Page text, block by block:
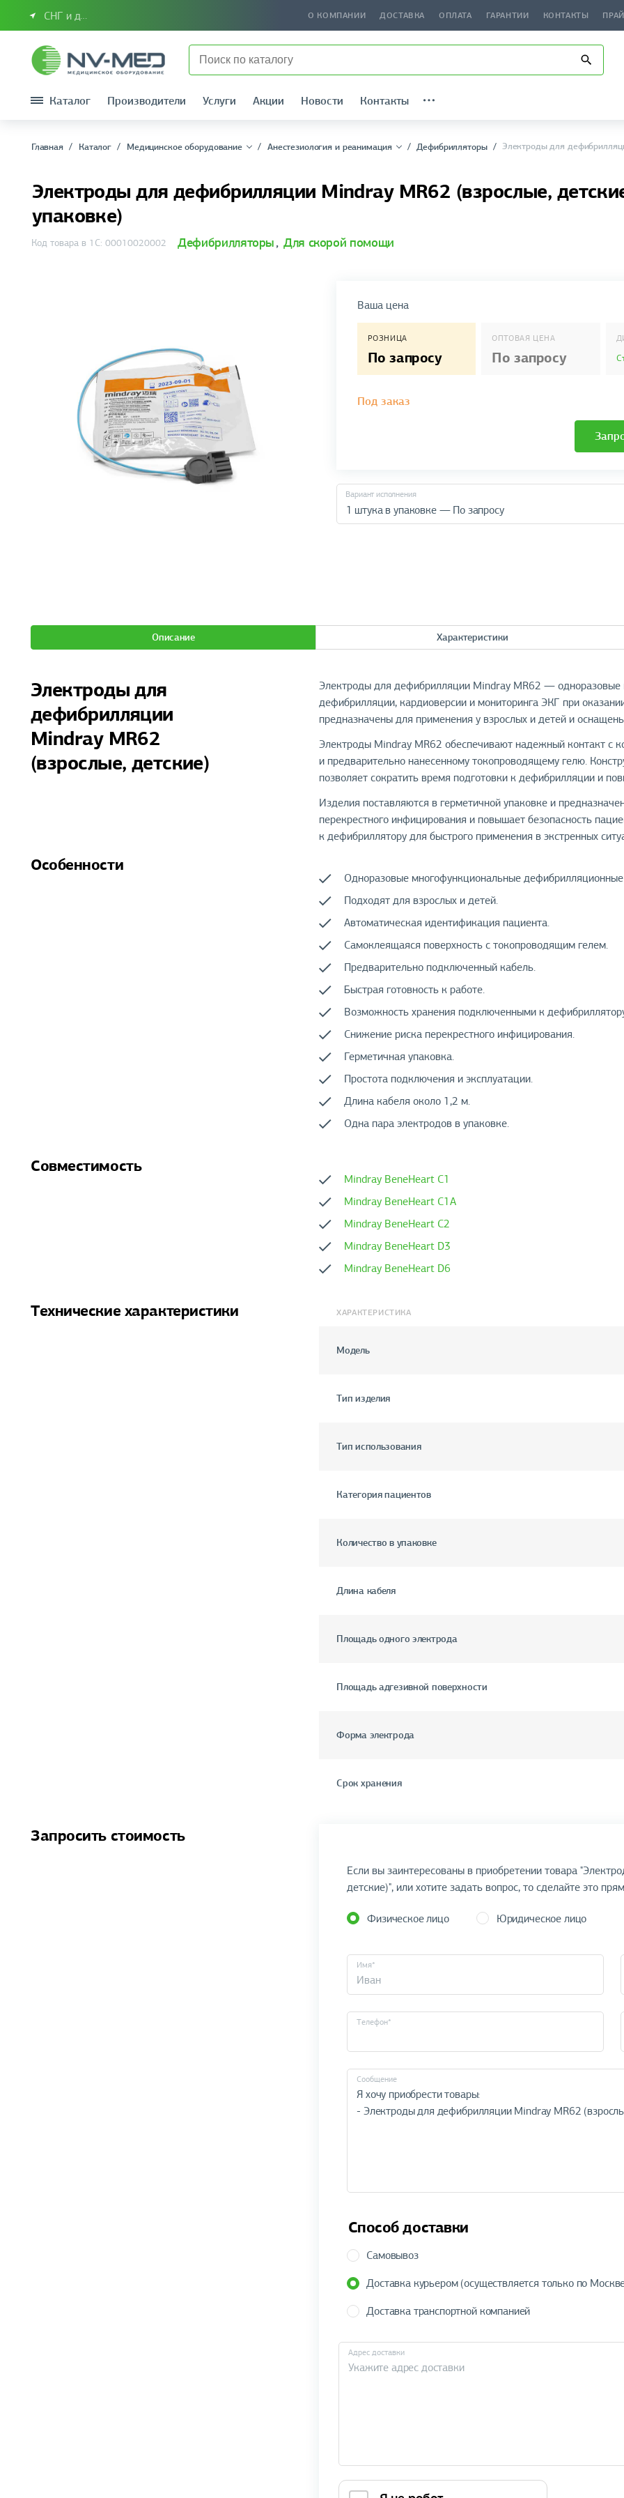
СНГ и другие страны О КОМПАНИИ ДОСТАВКА ОПЛАТА ГАРАНТИИ КОНТАКТЫ
Каталог Производители Услуги Акции Новости Контакты
Главная Каталог Медицинское оборудование Анестезиология и реанимация Дефибрилляторы Электроды для
Электроды для дефибрилляции Mindray MR62 (взрослые,
упаковке)
Код товара в 1С: 00010020002 Дефибрилляторы, Для скорой помощи
Ваша цена
РОЗНИЦА
По запросу
ОПТОВАЯ ЦЕНА
По запросу
Под заказ
Вариант исполнения
1 штука в упаковке — По запросу
Описание Характеристики
Электроды для
дефибрилляции
Mindray MR62
(взрослые, детские)
Электроды для дефибрилляции Mindray MR62 —
дефибрилляции, кардиоверсии и мониторинга ЭКГ при
предназначены для применения у взрослых и детей и
Электроды Mindray MR62 обеспечивают надежный контакт с
и предварительно нанесенному токопроводящему гелю.
позволяет сократить время подготовки к дефибрилляции и
Изделия поставляются в герметичной упаковке и
перекрестного инфицирования и повышает безопасность
к дефибриллятору для быстрого применения в экстренных
Особенности
Одноразовые многофункциональные
Подходят для взрослых и детей.
Автоматическая идентификация пациента.
Самоклеящаяся поверхность с токопроводящим гелем.
Предварительно подключенный кабель.
Быстрая готовность к работе.
Возможность хранения подключенными к
Снижение риска перекрестного инфицирования.
Герметичная упаковка.
Простота подключения и эксплуатации.
Длина кабеля около 1,2 м.
Одна пара электродов в упаковке.
Совместимость
Mindray BeneHeart C1
Mindray BeneHeart C1A
Mindray BeneHeart C2
Mindray BeneHeart D3
Mindray BeneHeart D6
Технические характеристики ХАРАКТЕРИСТИКА
Модель
Тип изделия
Тип использования
Категория пациентов
Количество в упаковке
Длина кабеля
Площадь одного электрода
Площадь адгезивной поверхности
Форма электрода
Срок хранения
Запросить стоимость
Если вы заинтересованы в приобретении товара
детские)", или хотите задать вопрос, то сделайте это
Физическое лицо Юридическое лицо
Имя*
Телефон*
Cообщение
Способ доставки
Самовывоз
Доставка курьером (осуществляется только по
Доставка транспортной компанией
Адрес доставки